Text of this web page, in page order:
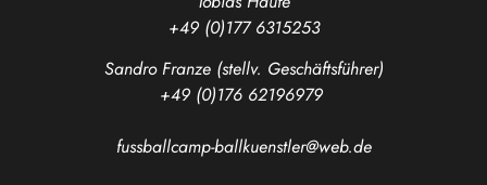
+49 (0)177 6315253
Sandro Franze (stellv. Geschäftsführer)
+49 (0)176 62196979
fussballcamp-ballkuenstler@web.de